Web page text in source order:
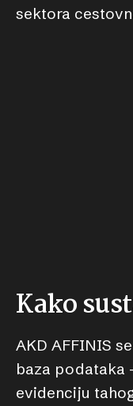
sektora
Kako
AKD AFFINIS
baza podataka
evidenciju